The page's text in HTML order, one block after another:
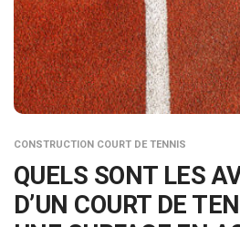
CONSTRUCTION COURT DE TENNIS
QUELS SONT LES
D’UN COURT DE